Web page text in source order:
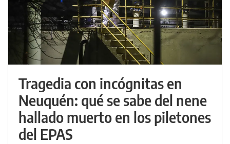
Tragedia con incógnitas en
Neuquén: qué se sabe del nene
hallado muerto en los piletones
del EPAS